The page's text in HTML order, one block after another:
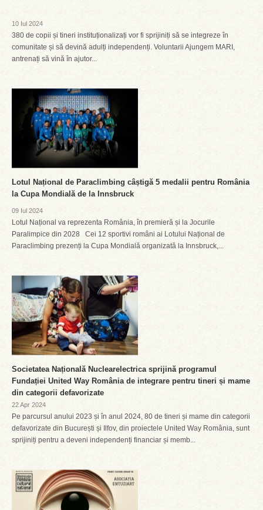
10 Iul 2024
380 de copii și tineri instituționalizați vor fi sprijiniți să se integreze în
comunitate și să devină adulți independenți. Voluntarii Ajungem MARI,
antrenați să vină în ajutor...
Lotul Național de Paraclimbing câștigă 5 medalii pentru România
la Cupa Mondială de la Innsbruck
09 Iul 2024
Lotul Național va reprezenta România, în premieră și la Jocurile
Paralimpice din 2028 Cei 12 sportivi români ai Lotului Național de
Paraclimbing prezenți la Cupa Mondială organizată la Innsbruck,...
Societatea Națională Nuclearelectrica sprijină programul
Fundației United Way România de integrare pentru tineri și mame
din categorii defavorizate
22 Apr 2024
Pe parcursul anului 2023 și în anul 2024, 80 de tineri și mame din categorii
defavorizate din București și Ilfov, din proiectele United Way România, sunt
sprijiniți pentru a deveni independenți financiar și memb...